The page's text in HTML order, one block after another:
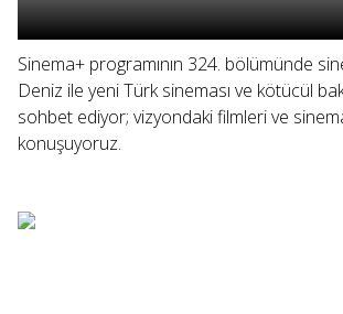
Sinema+ programının 324. bölümünde
Deniz ile yeni Türk sineması ve kötücül
sohbet ediyor; vizyondaki filmleri ve
konuşuyoruz.